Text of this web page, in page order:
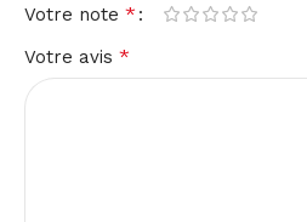
Votre note *
Votre avis *